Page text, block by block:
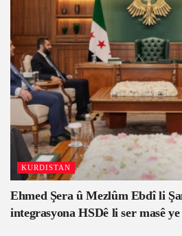
KURDISTAN
Ehmed Şera û Mezlûm Ebdî li
integrasyona HSDê li ser masê ye